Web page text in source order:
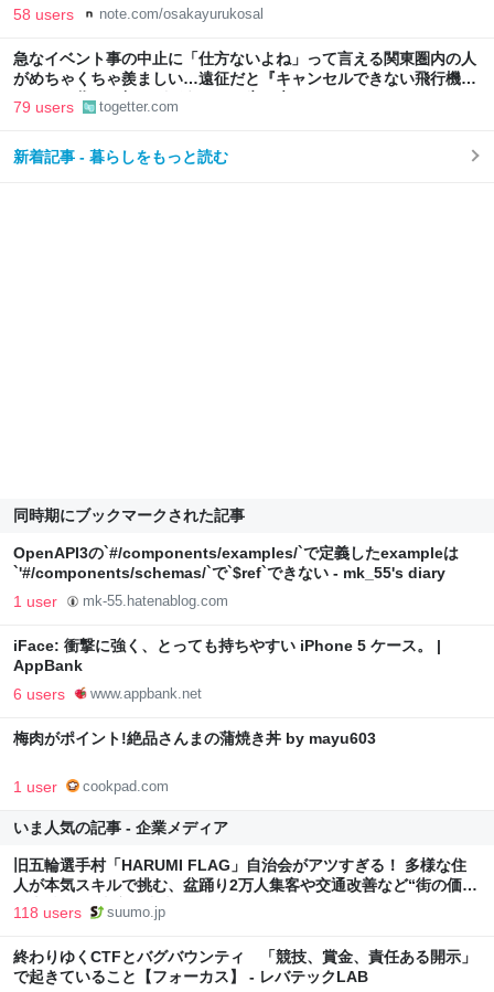
58 users note.com/osakayurukosal
急なイベント事の中止に「仕方ないよね」って言える関東圏内の人
がめちゃくちゃ羨ましい…遠征だと『キャンセルできない飛行機代
とホテル代』の怒りがどうしても先に来る
79 users togetter.com
新着記事 - 暮らしをもっと読む
同時期にブックマークされた記事
OpenAPI3の`#/components/examples/`で定義したexampleは
`'#/components/schemas/`で`$ref`できない - mk_55's diary
1 user mk-55.hatenablog.com
iFace: 衝撃に強く、とっても持ちやすい iPhone 5 ケース。 |
AppBank
6 users www.appbank.net
梅肉がポイント!絶品さんまの蒲焼き丼 by mayu603
1 user cookpad.com
いま人気の記事 - 企業メディア
旧五輪選手村「HARUMI FLAG」自治会がアツすぎる！ 多様な住
人が本気スキルで挑む、盆踊り2万人集客や交通改善など“街の価値
向上”戦略 東京・中央区
118 users suumo.jp
終わりゆくCTFとバグバウンティ 「競技、賞金、責任ある開示」
で起きていること【フォーカス】 - レバテックLAB